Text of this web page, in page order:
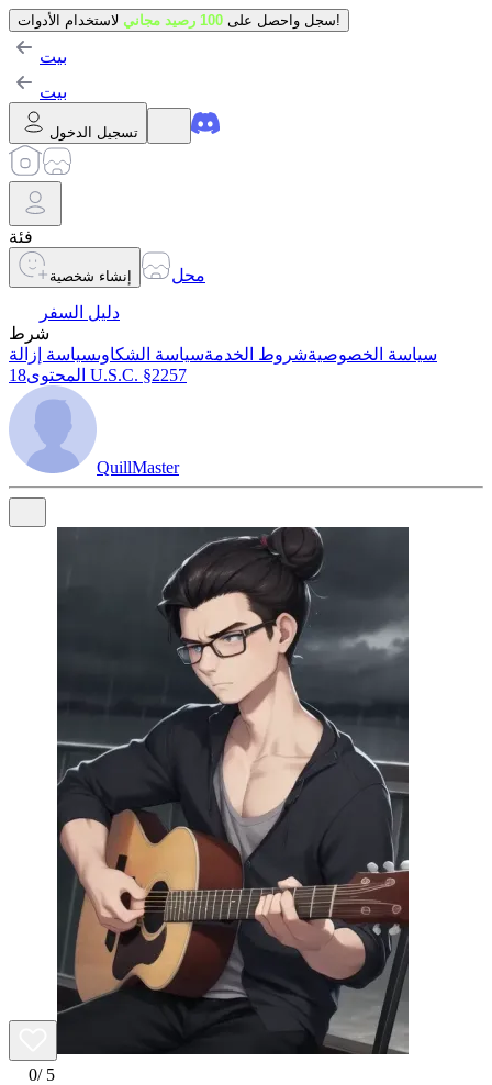
سجل واحصل على 100 رصيد مجاني لاستخدام الأدوات!
بيت
بيت
تسجيل الدخول
فئة
إنشاء شخصية
محل
دليل السفر
شرط
سياسة الخصوصيةشروط الخدمةسياسة الشكاوىسياسة إزالة
المحتوى 18 U.S.C. §2257
QuillMaster
0/ 5